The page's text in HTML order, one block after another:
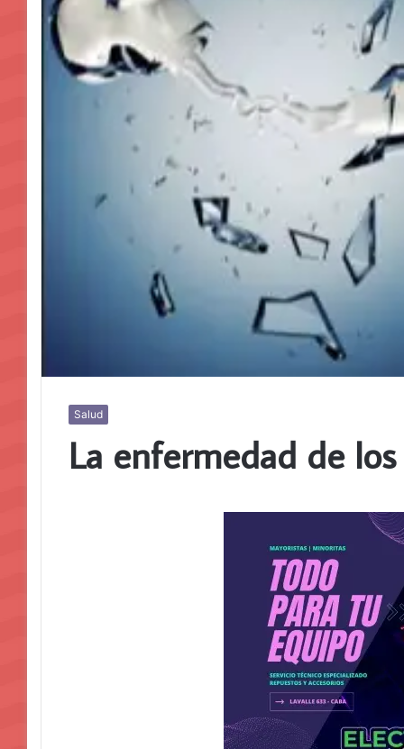
Salud
La enfermedad de